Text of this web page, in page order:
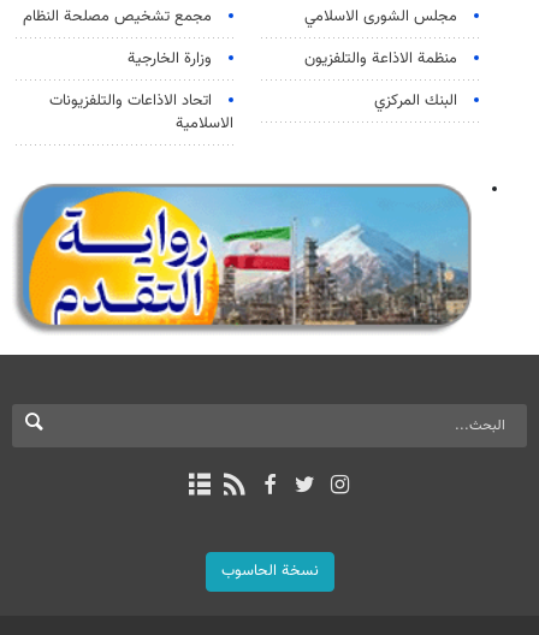
مجلس الشورى الاسلامي
مجمع تشخيص مصلحة النظام
منظمة الاذاعة والتلفزیون
وزارة الخارجية
البنك المركزي
اتحاد الاذاعات والتلفزيونات
الاسلامية
نسخة الحاسوب